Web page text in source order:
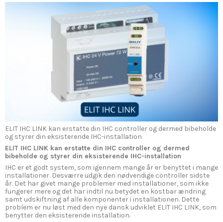
ELIT IHC LINK kan erstatte din IHC controller og dermed bibeholde
og styrer din eksisterende IHC-installation
ELIT IHC LINK kan erstatte din IHC controller og dermed
bibeholde og styrer din eksisterende IHC-installation
IHC er et godt system, som igennem mange år er benyttet i mange
installationer. Desværre udgik den nødvendige controller sidste
år. Det har givet mange problemer med installationer, som ikke
fungerer mere og det har indtil nu betydet en kostbar ændring
samt udskiftning af alle komponenter i installationen. Dette
problem er nu løst med den nye dansk udviklet ELIT IHC LINK, som
benytter den eksisterende installation.